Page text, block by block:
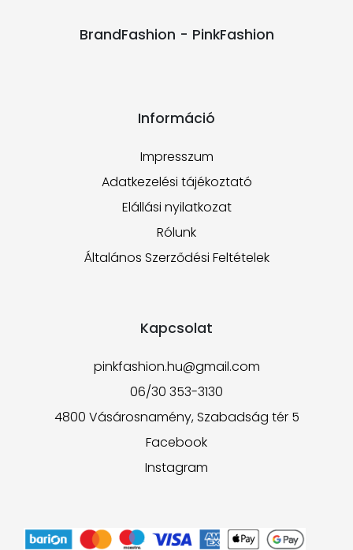
BrandFashion - PinkFashion
Információ
Impresszum
Adatkezelési tájékoztató
Elállási nyilatkozat
Rólunk
Általános Szerződési Feltételek
Kapcsolat
pinkfashion.hu@gmail.com
06/30 353-3130
4800 Vásárosnamény, Szabadság tér 5
Facebook
Instagram